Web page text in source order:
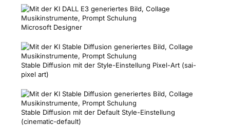
Microsoft Designer
Stable Diffusion mit der Style-Einstellung Pixel-Art (sai-
pixel art)
Stable Diffusion mit der Default Style-Einstellung
(cinematic-default)